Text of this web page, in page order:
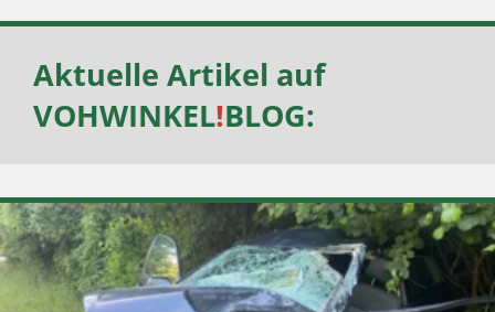
Aktuelle Artikel auf
VOHWINKEL!BLOG: